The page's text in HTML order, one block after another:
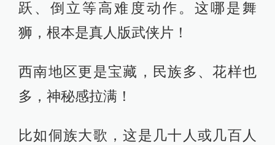
儿”，非遗都带点贵族范儿，大气、讲
比如河北蔚县的“打铁花”，那可真是勇